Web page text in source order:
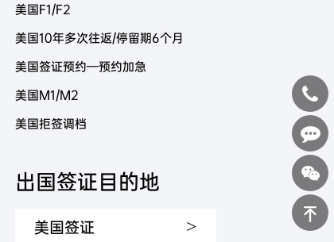
美国F1/F2
美国10年多次往返/停留期6个月
美国签证预约—预约加急
美国M1/M2
美国拒签调档
出国签证目的地
美国签证 >
400-
0898-
123
在线咨询